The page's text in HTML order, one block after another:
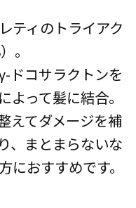
ティのトライアク
。
ドコサラクトンを
って髪に結合。
えてダメージを補
、まとまらないな
におすすめです。